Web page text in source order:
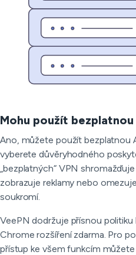
Mohu použít
Ano, můžete použít bezplatnou
vyberete důvěryhodného
„bezplatných“ VPN
zobrazuje reklamy nebo
soukromí.
VeePN dodržuje přísnou politiku
Chrome rozšíření zdarma. Pro
přístup ke všem funkcím